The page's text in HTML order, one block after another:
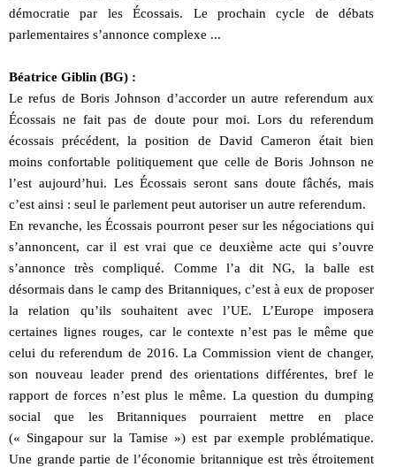
démocratie par les Écossais. Le prochain cycle de débats
parlementaires s’annonce complexe ...
Béatrice Giblin (BG) :
Le refus de Boris Johnson d’accorder un autre referendum aux
Écossais ne fait pas de doute pour moi. Lors du referendum
écossais précédent, la position de David Cameron était bien
moins confortable politiquement que celle de Boris Johnson ne
l’est aujourd’hui. Les Écossais seront sans doute fâchés, mais
c’est ainsi : seul le parlement peut autoriser un autre referendum.
En revanche, les Écossais pourront peser sur les négociations qui
s’annoncent, car il est vrai que ce deuxième acte qui s’ouvre
s’annonce très compliqué. Comme l’a dit NG, la balle est
désormais dans le camp des Britanniques, c’est à eux de proposer
la relation qu’ils souhaitent avec l’UE. L’Europe imposera
certaines lignes rouges, car le contexte n’est pas le même que
celui du referendum de 2016. La Commission vient de changer,
son nouveau leader prend des orientations différentes, bref le
rapport de forces n’est plus le même. La question du dumping
social que les Britanniques pourraient mettre en place
(« Singapour sur la Tamise ») est par exemple problématique.
Une grande partie de l’économie britannique est très étroitement